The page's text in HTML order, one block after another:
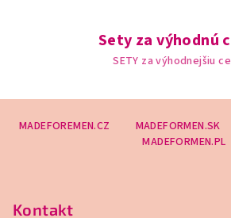
i
e
p
v
k
y
Sety za výhodnú
SETY za výhodnejšiu
MADEFOREMEN.CZ MADEFORMEN.SK
MADEFORMEN.PL
Kontakt